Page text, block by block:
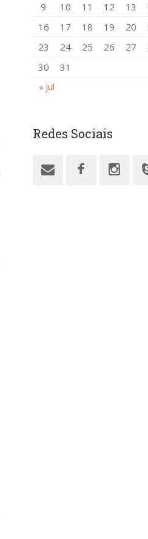
« jul
9
10 11 12 13
16
17 18 19 20
23
24 25 26 27
30
31
Redes Sociais